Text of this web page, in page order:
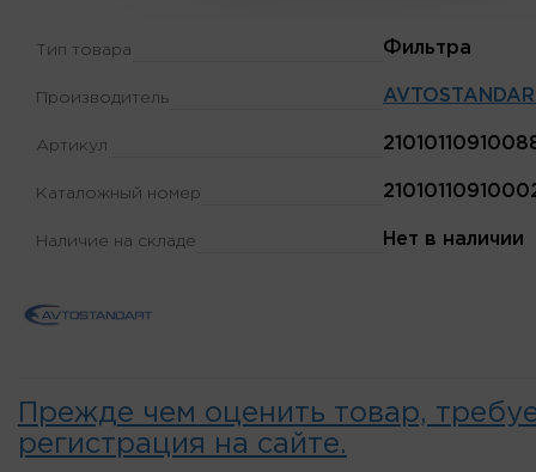
Тип товара Фильтра
Производитель
Артикул
Каталожный номер
Наличие на складе Нет в наличии
Прежде чем оценить товар,
регистрация на сайте.